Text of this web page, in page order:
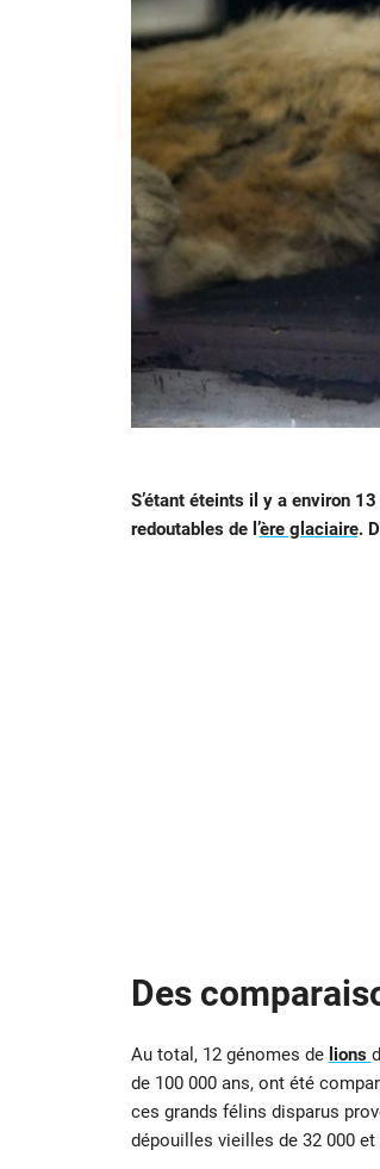
S’étant éteints il y a environ
redoutables de l’ère glaciaire.
Des
Au total, 12 génomes de lions
de 100 000 ans, ont été
ces grands félins disparus
dépouilles vieilles de 32 000